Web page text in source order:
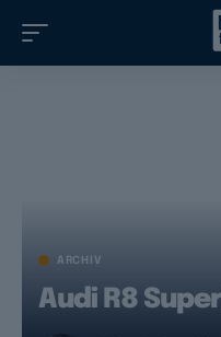
ARCHIV
Audi R8